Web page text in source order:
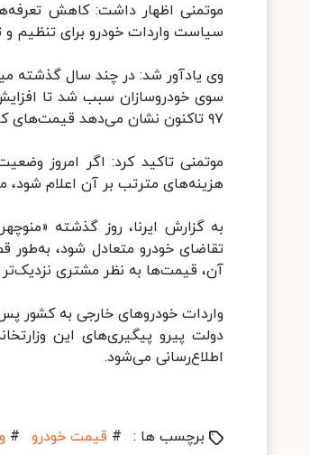
موتمنی اظهار داشت: کاهش
سیاست واردات خودرو برای تنظیم و
سوی خودروسازان سبب شد تا
۹۷ تاکنون نشان می‌دهد قیمت‌های کارخانه‌ای خودروها بیش از سطح تورم بالا رفته است.
موتمنی تاکید کرد: اگر امروز
هزینه‌های مترتب بر آن اعلام شود،
به گزارش ایرنا، روز گذشته
تقاضای خودرو متعادل شود،
آن، قیمت‌ها به نظر مشتری
واردات خودروهای خارجی به کشور
دولت پیرو پیگیری‌های این
اطلاع‌رسانی می‌شود.
برچسب ها : # قیمت خودرو #